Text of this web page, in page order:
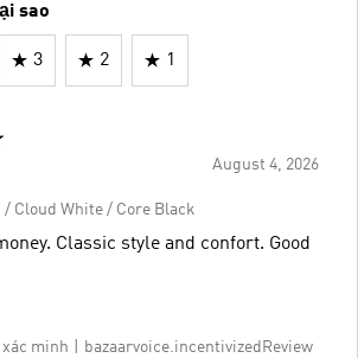
sao
3 2 1
August 4, 2026
/ Cloud White / Core Black
Classic style and confort. Good
minh
bazaarvoice.incentivizedReview